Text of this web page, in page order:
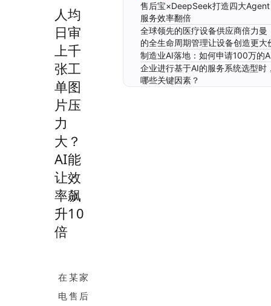
售后宝×DeepSeek打造四大
服务效率翻倍
全球领先的医疗设备供应商倍力曼
的全生命周期管理让设备创造更大
制造业AI落地：如何申请100万的
企业进行基于AI的服务系统选型时
哪些关键因素？
人均
日审
上千
张工
单图
片压
力
大？
AI能
让效
率飙
升10
倍
在某家
电售后